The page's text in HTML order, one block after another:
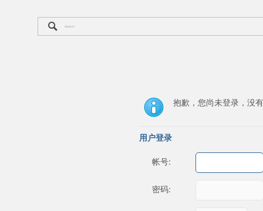
抱歉，您尚未登录，没
用户登录
帐号:
密码: